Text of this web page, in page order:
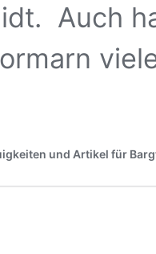
Auch
und Artikel für